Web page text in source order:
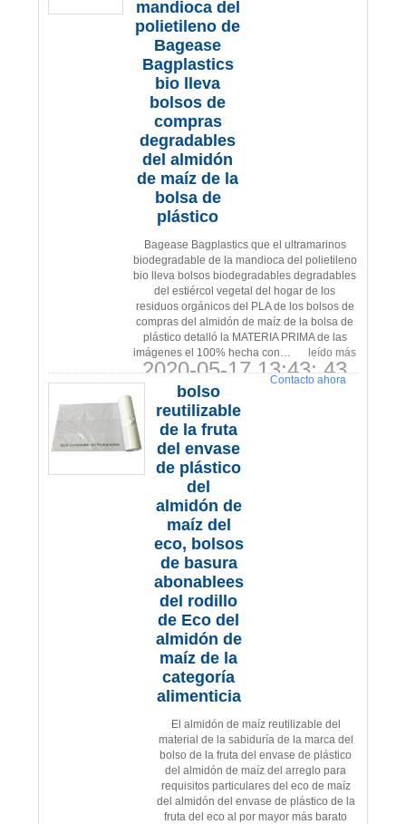
mandioca del
polietileno de
Bagease
Bagplastics
bio lleva
bolsos de
compras
degradables
del almidón
de maíz de la
bolsa de
plástico
Bagease Bagplastics que el ultramarinos
biodegradable de la mandioca del polietileno
bio lleva bolsos biodegradables degradables
del estiércol vegetal del hogar de los
residuos orgánicos del PLA de los bolsos de
compras del almidón de maíz de la bolsa de
plástico detalló la MATERIA PRIMA de las
imágenes el 100% hecha con…
leído más
2020-05-17 13:43: 43
bolso
reutilizable
de la fruta
del envase
de plástico
del
almidón de
maíz del
eco, bolsos
de basura
abonablees
del rodillo
de Eco del
almidón de
maíz de la
categoría
alimenticia
Contacto ahora
El almidón de maíz reutilizable del
material de la sabiduría de la marca del
bolso de la fruta del envase de plástico
del almidón de maíz del arreglo para
requisitos particulares del eco de maíz
del almidón del envase de plástico de la
fruta del eco al por mayor más barato